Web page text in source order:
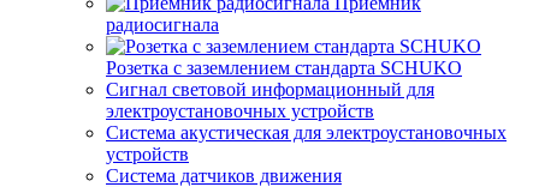
радиосигнала
Розетка с заземлением стандарта SCHUKO
Сигнал световой информационный для
электроустановочных устройств
Система акустическая для электроустановочных
устройств
Система датчиков движения